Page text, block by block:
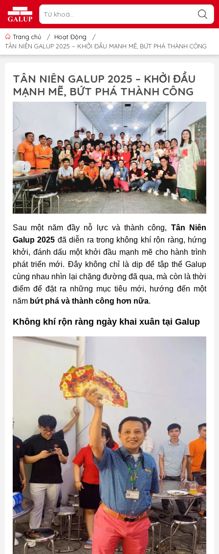
Trang chủ / Hoạt Động
/
TÂN NIÊN GALUP 2025 – KHỞI ĐẦU MẠNH MẼ, BỨT PHÁ THÀNH CÔNG
TÂN NIÊN GALUP 2025 – KHỞI ĐẦU
MẠNH MẼ, BỨT PHÁ THÀNH CÔNG
Sau một năm đầy nỗ lực và thành công, Tân Niên
Galup 2025 đã diễn ra trong không khí rộn ràng, hứng
khởi, đánh dấu một khởi đầu mạnh mẽ cho hành trình
phát triển mới. Đây không chỉ là dịp để tập thể Galup
cùng nhau nhìn lại chặng đường đã qua, mà còn là thời
điểm để đặt ra những mục tiêu mới, hướng đến một
năm bứt phá và thành công hơn nữa.
Không khí rộn ràng ngày khai xuân tại Galup